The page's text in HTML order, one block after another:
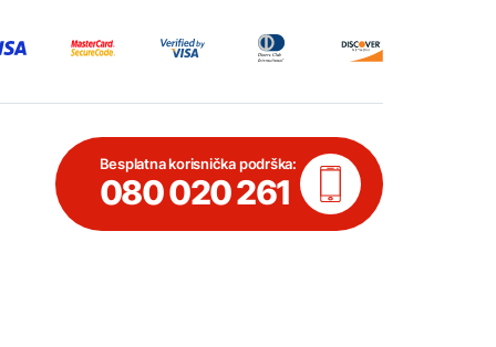
Besplatna korisnička podrška:
080 020 261